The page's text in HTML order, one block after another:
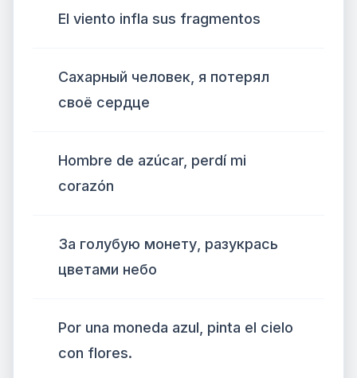
El viento infla sus fragmentos
Сахарный человек, я потерял
своё сердце
Hombre de azúcar, perdí mi
corazón
За голубую монету, разукрась
цветами небо
Por una moneda azul, pinta el cielo
con flores.